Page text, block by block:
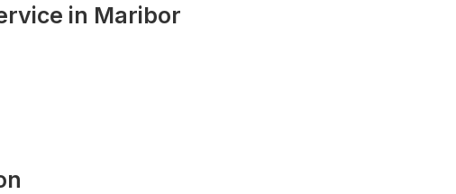
in Maribor